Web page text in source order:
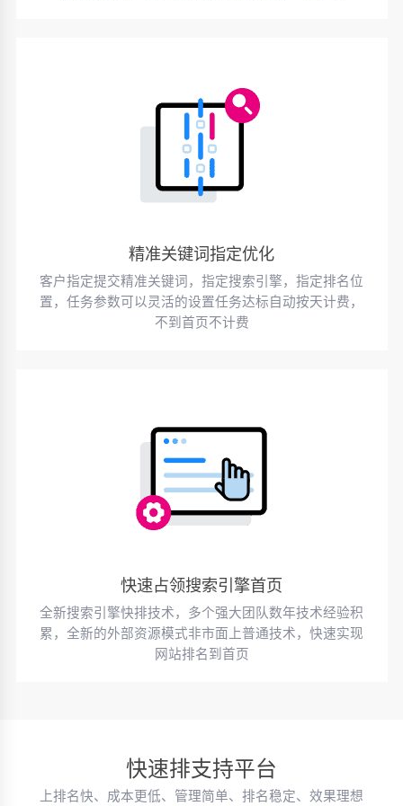
精准关键词指定优化
客户指定提交精准关键词，指定搜索引擎，指定排名位
置，任务参数可以灵活的设置任务达标自动按天计费，
不到首页不计费
快速占领搜索引擎首页
全新搜索引擎快排技术，多个强大团队数年技术经验积
累，全新的外部资源模式非市面上普通技术，快速实现
网站排名到首页
快速排支持平台
上排名快、成本更低、管理简单、排名稳定、效果理想